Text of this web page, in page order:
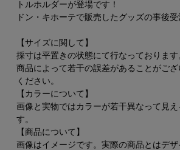
トルホルダーが登場です！
ドン・キホーテで販売したグッズの事後受
【サイズに関して】
採寸は平置きの状態にて行なっております
商品によって若干の誤差があることがご
ください。
【カラーについて】
画像と実物ではカラーが若干異なって見
す。
【商品について】
画像はイメージです。実際の商品とはデ